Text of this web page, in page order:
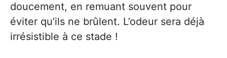
doucement, en remuant souvent pour
éviter qu’ils ne brûlent. L’odeur sera déjà
irrésistible à ce stade !